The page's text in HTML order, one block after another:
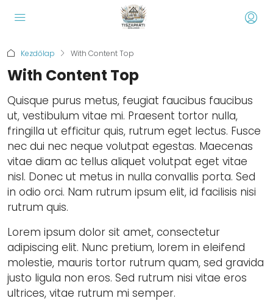
Kezdőlap With Content Top
With Content Top
Quisque purus metus, feugiat faucibus faucibus
ut, vestibulum vitae mi. Praesent tortor nulla,
fringilla ut efficitur quis, rutrum eget lectus. Fusce
nec dui nec neque volutpat egestas. Maecenas
vitae diam ac tellus aliquet volutpat eget vitae
nisl. Donec ut metus in nulla convallis porta. Sed
in odio orci. Nam rutrum ipsum elit, id facilisis nisi
rutrum quis.
Lorem ipsum dolor sit amet, consectetur
adipiscing elit. Nunc pretium, lorem in eleifend
molestie, mauris tortor rutrum quam, sed gravida
justo ligula non eros. Sed rutrum nisi vitae eros
ultrices, vitae rutrum mi semper.